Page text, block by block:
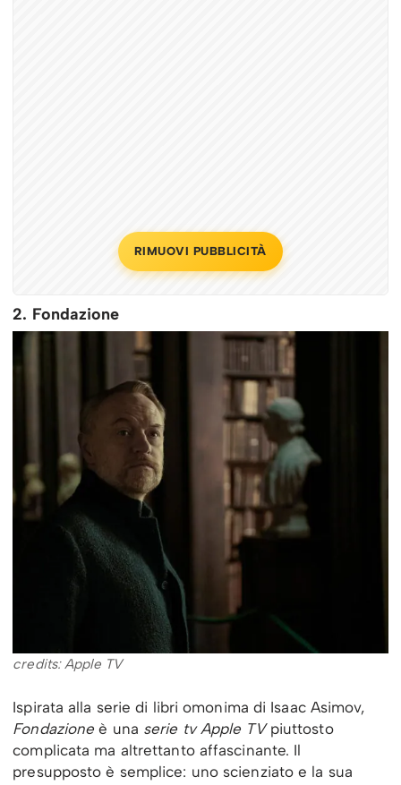
RIMUOVI PUBBLICITÀ
2. Fondazione
credits: Apple TV
Ispirata alla serie di libri omonima di Isaac Asimov,
Fondazioneè una serie tv Apple TVpiuttosto
complicata ma altrettanto affascinante. Il
presupposto è semplice: uno scienziato e la sua